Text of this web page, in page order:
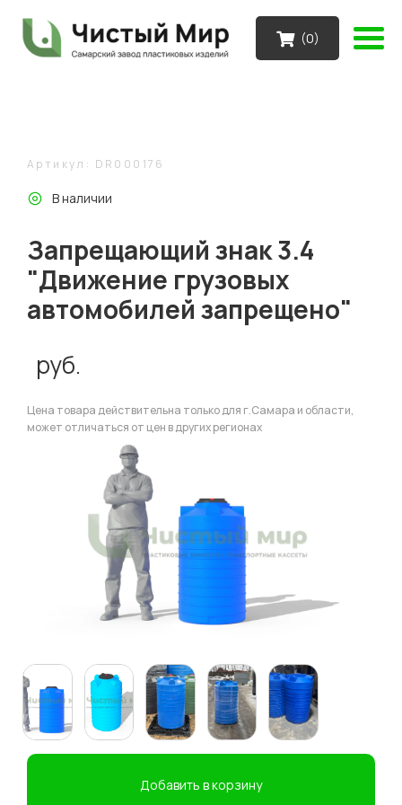
(0)
Артикул: DR000176
В наличии
Запрещающий знак 3.4
"Движение грузовых
автомобилей запрещено"
руб.
Цена товара действительна только для г.Самара и области,
может отличаться от цен в других регионах
Добавить в корзину